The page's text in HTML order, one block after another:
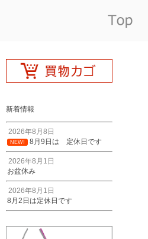
新着情報
2026年8月8日
NEW! 8月9日は 定休日です
2026年8月1日
お盆休み
2026年8月1日
8月2日は定休日です